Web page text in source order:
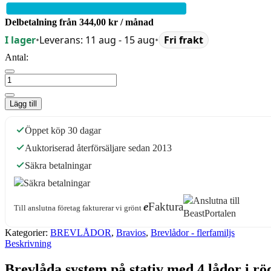
Delbetalning från 344,00 kr / månad
I lager•Leverans: 11 aug - 15 aug• Fri frakt
Antal:
Lägg till
Öppet köp 30 dagar
Auktoriserad återförsäljare sedan 2013
Säkra betalningar
Till anslutna företag fakturerar vi grönt eFaktura
Kategorier: BREVLÅDOR, Bravios, Brevlådor - flerfamiljs
Beskrivning